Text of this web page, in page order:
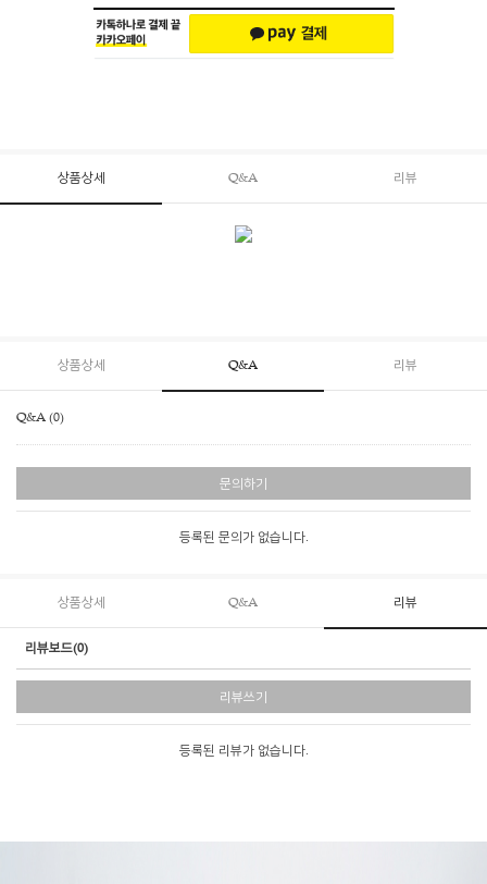
상품상세 Q&A 리뷰
상품상세 Q&A 리뷰
Q&A (0)
문의하기
등록된 문의가 없습니다.
상품상세 Q&A 리뷰
리뷰보드(0)
리뷰쓰기
등록된 리뷰가 없습니다.